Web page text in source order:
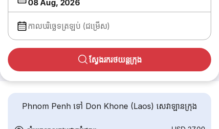
08 Aug, 2026
កាលបរិច្ឆេទត្រឡប់ (ជម្រើស)
ស្វែងរករថយន្តក្រុង
Phnom Penh ទៅ Don Khone (Laos) សេវាឡានក្រុង